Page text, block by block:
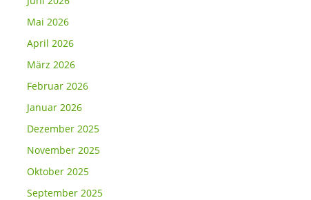
Mai 2026
April 2026
März 2026
Februar 2026
Januar 2026
Dezember 2025
November 2025
Oktober 2025
September 2025